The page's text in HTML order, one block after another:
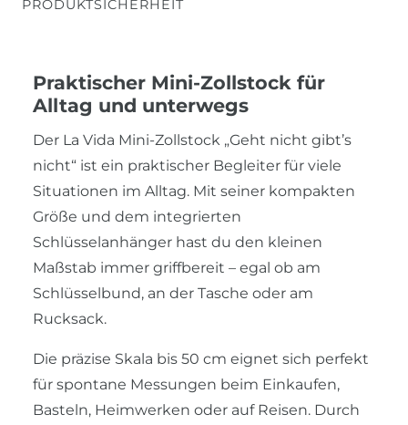
PRODUKTSICHERHEIT
Praktischer Mini-Zollstock für
Alltag und unterwegs
Der La Vida Mini-Zollstock „Geht nicht gibt’s
nicht“ ist ein praktischer Begleiter für viele
Situationen im Alltag. Mit seiner kompakten
Größe und dem integrierten
Schlüsselanhänger hast du den kleinen
Maßstab immer griffbereit – egal ob am
Schlüsselbund, an der Tasche oder am
Rucksack.
Die präzise Skala bis 50 cm eignet sich perfekt
für spontane Messungen beim Einkaufen,
Basteln, Heimwerken oder auf Reisen. Durch